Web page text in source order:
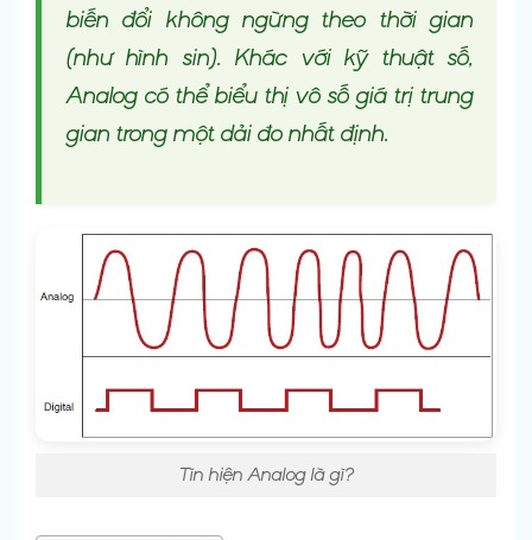
biến đổi không ngừng theo thời gian
(như hình sin). Khác với kỹ thuật số,
Analog có thể biểu thị vô số giá trị trung
gian trong một dải đo nhất định.
Tín hiện Analog là gì?